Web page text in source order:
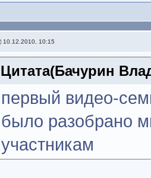
10.12.2010, 10:15
Цитата(Бачурин
первый видео-
было разобрано
участникам